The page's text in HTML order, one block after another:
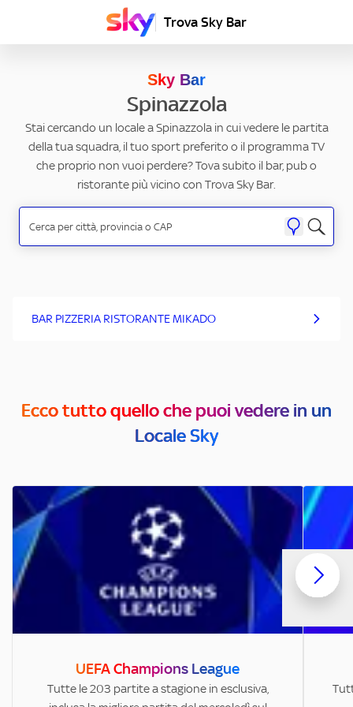
Trova Sky Bar
Sky Bar
Spinazzola
Stai cercando un locale a Spinazzola in cui vedere le partita
della tua squadra, il tuo sport preferito o il programma TV
che proprio non vuoi perdere? Tova subito il bar, pub o
ristorante più vicino con Trova Sky Bar.
BAR PIZZERIA RISTORANTE MIKADO
Ecco tutto quello che puoi vedere in un
Locale Sky
UEFA Champions League
Tutte le 203 partite a stagione in esclusiva,